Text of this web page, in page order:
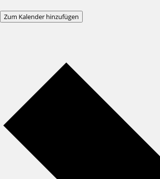
Zum Kalender hinzufügen